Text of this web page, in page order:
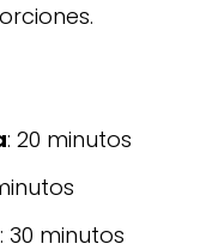
: 20 minutos
: 30 minutos